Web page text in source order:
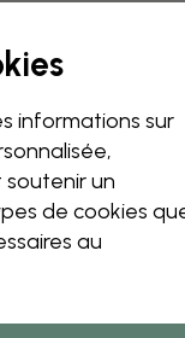
papier
de conception
taille ou les
supprimez un objet
un détail
propre papier
informations sur
un
de cookies
au